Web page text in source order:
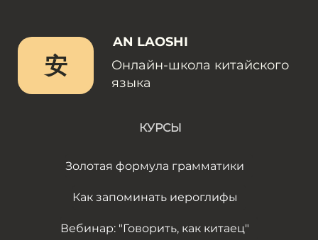
安
AN LAOSHI
Онлайн-школа китайского
языка
КУРСЫ
Золотая формула грамматики
Как запоминать иероглифы
Вебинар: "Говорить, как китаец"